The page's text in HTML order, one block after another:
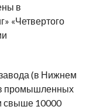
в
«Четвертого
(в Нижнем
промышленных
свыше 10000